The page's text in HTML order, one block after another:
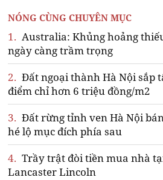
NÓNG CÙNG CHUYÊN MỤC
1. Australia: Khủng hoảng
ngày càng trầm trọng
2. Đất ngoại thành Hà Nội sắp
điểm chỉ hơn 6 triệu đồng/m2
3. Đất rừng tỉnh ven Hà Nội
hé lộ mục đích phía sau
4. Trầy trật đòi tiền mua nhà tại
Lancaster Lincoln